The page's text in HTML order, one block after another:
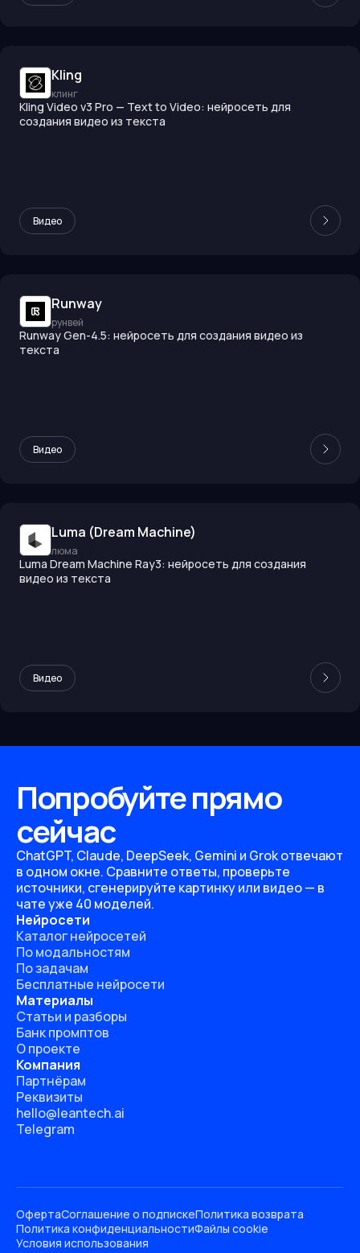
Kling
клинг
Kling Video v3 Pro — Text to Video: нейросеть для
создания видео из текста
Видео
Runway
рунвей
Runway Gen-4.5: нейросеть для создания видео из
текста
Видео
Luma (Dream Machine)
люма
Luma Dream Machine Ray3: нейросеть для создания
видео из текста
Видео
Попробуйте прямо
сейчас
ChatGPT, Claude, DeepSeek, Gemini и Grok отвечают
в одном окне. Сравните ответы, проверьте
источники, сгенерируйте картинку или видео — в
чате уже 40 моделей.
Нейросети
Каталог нейросетей
По модальностям
По задачам
Бесплатные нейросети
Материалы
Статьи и разборы
Банк промптов
О проекте
Компания
Партнёрам
Реквизиты
hello@leantech.ai
Telegram
ОфертаСоглашение о подпискеПолитика возврата
Политика конфиденциальностиФайлы cookie
Условия использования